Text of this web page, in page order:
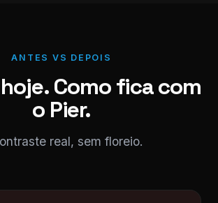
ANTES VS DEPOIS
Como fica com
o Pier.
real, sem floreio.